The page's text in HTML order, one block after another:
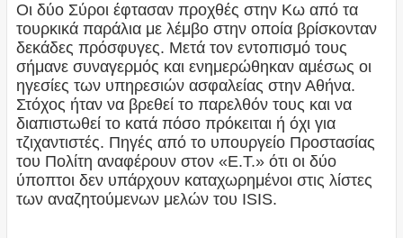
Οι δύο Σύροι έφτασαν προχθές στην Κω από τα
τουρκικά παράλια με λέμβο στην οποία βρίσκονταν
δεκάδες πρόσφυγες. Μετά τον εντοπισμό τους
σήμανε συναγερμός και ενημερώθηκαν αμέσως οι
ηγεσίες των υπηρεσιών ασφαλείας στην Αθήνα.
Στόχος ήταν να βρεθεί το παρελθόν τους και να
διαπιστωθεί το κατά πόσο πρόκειται ή όχι για
τζιχαντιστές. Πηγές από το υπουργείο Προστασίας
του Πολίτη αναφέρουν στον «Ε.Τ.» ότι οι δύο
ύποπτοι δεν υπάρχουν καταχωρημένοι στις λίστες
των αναζητούμενων μελών του ISIS.